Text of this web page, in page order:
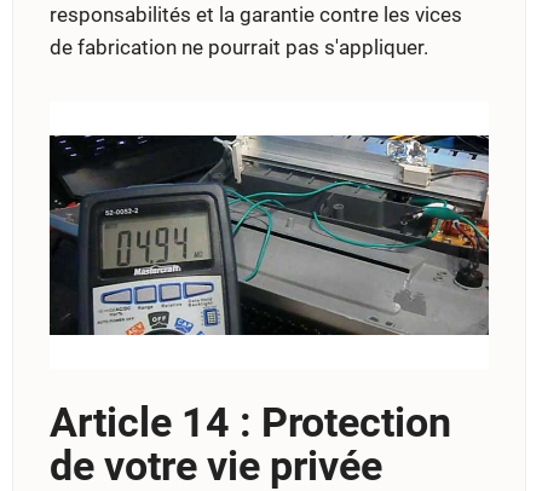
responsabilités et la garantie contre les vices
de fabrication ne pourrait pas s'appliquer.
Article 14 : Protection
de votre vie privée